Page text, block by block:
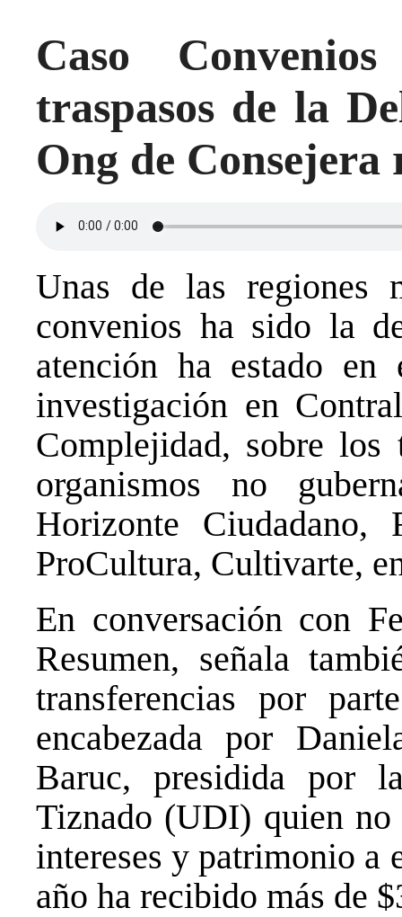
Caso
traspasos de la
Ong de Consejera
Unas de las regiones
convenios ha sido la
atención ha estado
investigación en
Complejidad, sobre los
organismos no
Horizonte Ciudadano,
ProCultura, Cultivarte,
En conversación con
Resumen, señala
transferencias por
encabezada por
Baruc, presidida por
Tiznado (UDI) quien
intereses y patrimonio a
año ha recibido más de